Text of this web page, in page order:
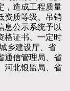
，造成工程质量
资质等级、吊销
息公示系统予以
格证书、一定时
乡建设厅、省
通信管理局、省
河北银监局、省